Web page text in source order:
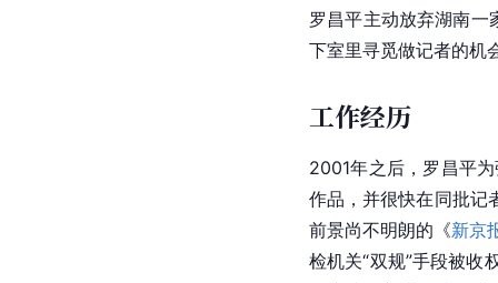
罗昌平主动放弃湖南
下室里寻觅做记者的机
工作经历
2001年之后，罗昌平
作品，并很快在同批记
前景尚不明朗的《新京
检机关“双规”手段被收